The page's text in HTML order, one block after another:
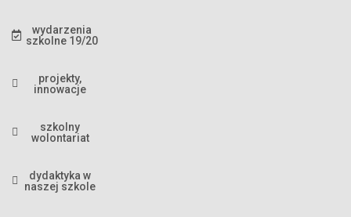
wydarzenia
szkolne 19/20
projekty,
innowacje
szkolny
wolontariat
dydaktyka w
naszej szkole